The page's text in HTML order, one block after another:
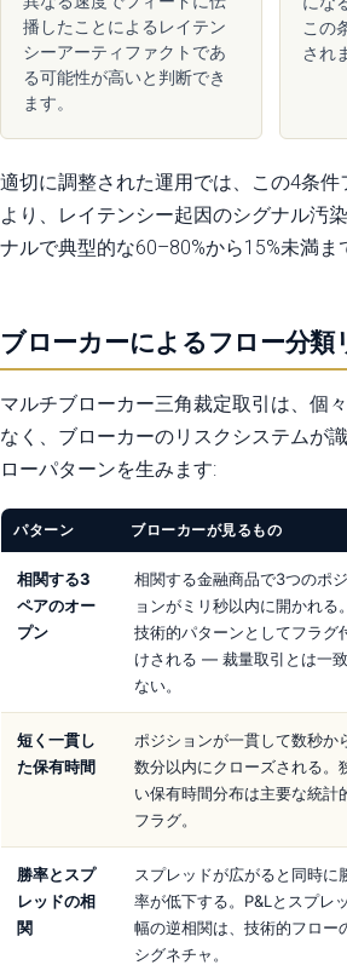
播したことによるレイテン
シーアーティファクトであ
る可能性が高いと判断でき
ます。
この
され
適切に調整された運用では、この4条
より、レイテンシー起因のシグナル汚
ナルで典型的な60–80%から15%未満ま
ブローカーによるフロー分類
マルチブローカー三角裁定取引は、個
なく、ブローカーのリスクシステムが
ローパターンを生みます:
パターン ブローカーが見るもの
相関する3
ペアのオー
プン
相関する金融商品で3つのポ
ョンがミリ秒以内に開かれる。
技術的パターンとしてフラグ
けされる — 裁量取引とは一
ない。
短く一貫し
た保有時間
ポジションが一貫して数秒か
数分以内にクローズされる。
い保有時間分布は主要な統計
フラグ。
勝率とスプ
レッドの相
関
スプレッドが広がると同時に
率が低下する。P&Lとスプレ
幅の逆相関は、技術的フロー
シグネチャ。